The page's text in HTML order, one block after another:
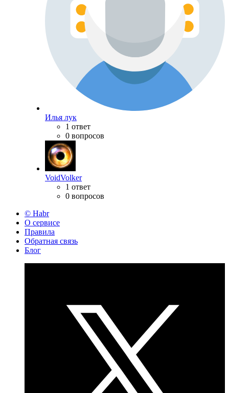
Илья лук
1 ответ
0 вопросов
VoidVolker
1 ответ
0 вопросов
© Habr
О сервисе
Правила
Обратная связь
Блог